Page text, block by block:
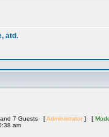
atd.
and 7 Guests [Administrator ] [
am